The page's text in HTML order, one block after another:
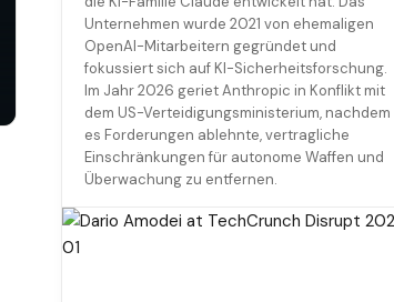
Unternehmen wurde 2021 von ehemaligen
OpenAI-Mitarbeitern gegründet und
fokussiert sich auf KI-Sicherheitsforschung.
Im Jahr 2026 geriet Anthropic in Konflikt mit
dem US-Verteidigungsministerium, nachdem
es Forderungen ablehnte, vertragliche
Einschränkungen für autonome Waffen und
Überwachung zu entfernen.